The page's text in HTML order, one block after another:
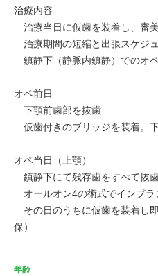
治療内容
治療当日に仮歯を装着し、審
治療期間の短縮と出張スケジ
鎮静下（静脈内鎮静）でのオ
オペ前日
下顎前歯部を抜歯
仮歯付きのブリッジを装着。
オペ当日（上顎）
鎮静下にて残存歯をすべて抜
オールオン4の術式でインプラ
その日のうちに仮歯を装着し
保）
年齢